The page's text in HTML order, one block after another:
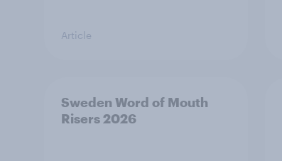
Article
Sweden Word of Mouth
Risers 2026